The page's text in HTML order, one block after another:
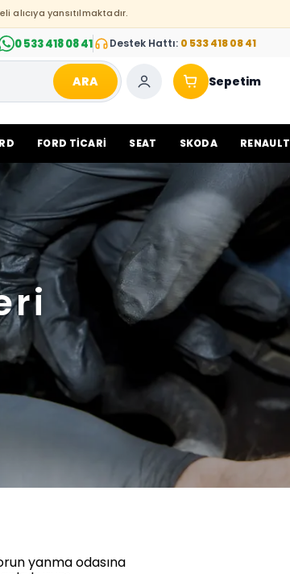
alıcıya yansıtılmaktadır.
0 533 418 08 41 Destek Hattı: 0 533 418 08 41
ARA Sepetim
FORD TİCARİ SEAT SKODA RENAULT
yanma odasına